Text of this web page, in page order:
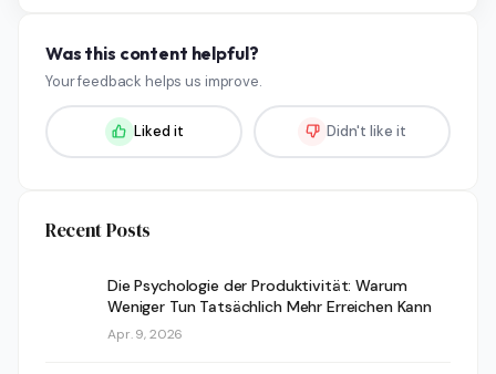
Was this content helpful?
Your feedback helps us improve.
Liked it Didn't like it
Recent Posts
Die Psychologie der Produktivität: Warum
Weniger Tun Tatsächlich Mehr Erreichen Kann
Apr. 9, 2026